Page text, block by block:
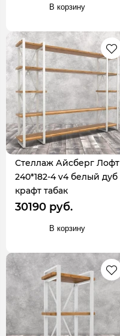
В корзину
Стеллаж Айсберг Лофт
240*182-4 v4 белый дуб
крафт табак
30190 руб.
В корзину